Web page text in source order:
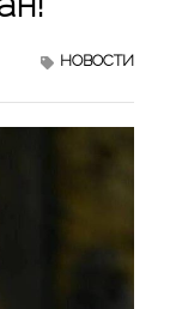
НОВОСТИ